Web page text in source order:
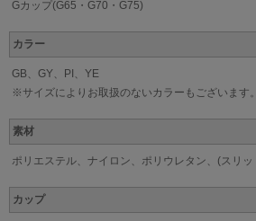
Gカップ(G65・G70・G75)
カラー
GB、GY、PI、YE
※サイズによりお取扱のないカラーもございます
素材
ポリエステル、ナイロン、ポリウレタン、(スリッ
カップ